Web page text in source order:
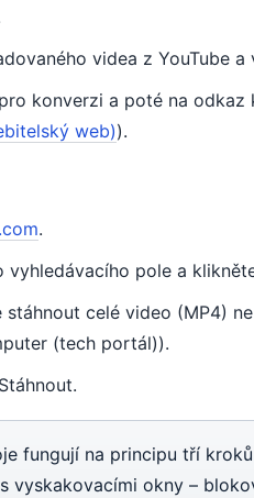
videa z YouTube
konverzi a poté na
web)).
.
vyhledávacího pole a
celé video (MP4)
(tech portál)).
fungují na principu tří
vyskakovacími okny –